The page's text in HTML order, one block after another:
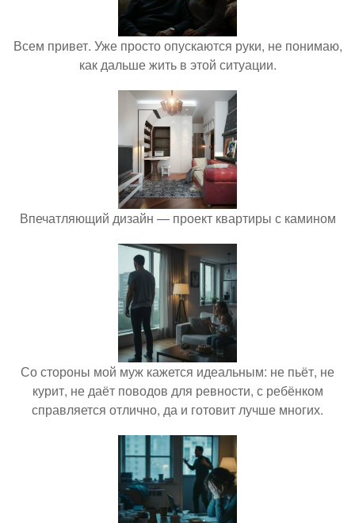
Всем привет. Уже просто опускаются руки, не понимаю,
как дальше жить в этой ситуации.
Впечатляющий дизайн — проект квартиры с камином
Со стороны мой муж кажется идеальным: не пьёт, не
курит, не даёт поводов для ревности, с ребёнком
справляется отлично, да и готовит лучше многих.